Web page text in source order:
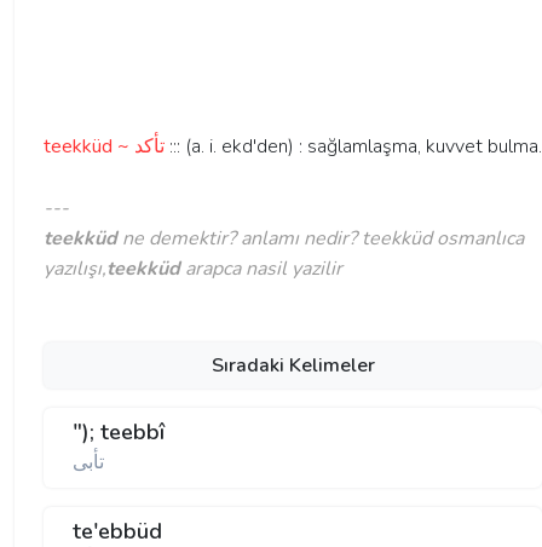
teekküd ~ تأكد ::: (a. i. ekd'den) : sağlamlaşma, kuvvet bulma.
---
teekküdne demektir? anlamı nedir? teekküd osmanlıca
yazılışı,teekküdarapca nasil yazilir
Sıradaki Kelimeler
"); teebbî
تأبی
te'ebbüd